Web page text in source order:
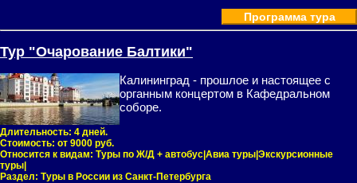
Программа тура
Тур "Очарование Балтики"
Калининград - прошлое и настоящее с
органным концертом в Кафедральном
соборе.
Длительность: 4 дней.
Стоимость: от 9000 руб.
Относится к видам: Туры по Ж/Д + автобус|Авиа туры|Экскурсионные
туры|
Раздел: Туры в России из Санкт-Петербурга